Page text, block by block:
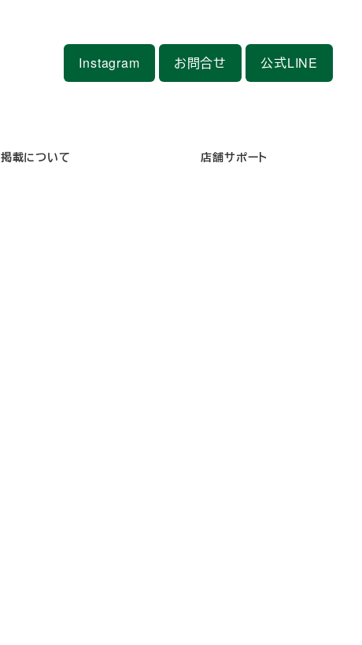
Instagram お問合せ 公式LINE
掲載について 店舗サポート